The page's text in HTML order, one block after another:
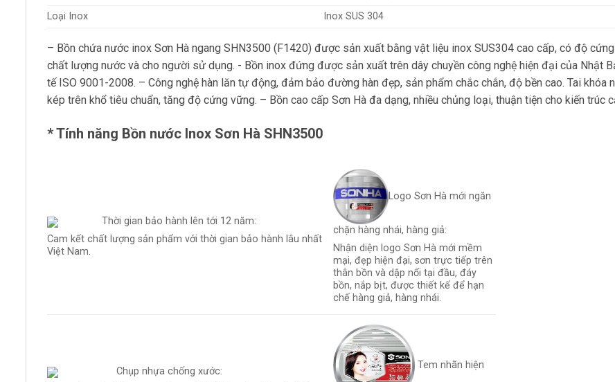
Loại Inox
Inox SUS 304
– Bồn chứa nước inox Sơn Hà ngang SHN3500 (F1420) được sản xuất bằng vật liệu inox SUS304 cao cấp, có độ
chất lượng nước và cho người sử dụng. ​- Bồn inox đứng được sản xuất trên dây chuyền công nghệ hiện đại của Nhật
tế ISO 9001-2008. – Công nghệ hàn lăn tự động, đảm bảo đường hàn đẹp, sản phẩm chắc chắn, độ bền cao. Tai khóa
kép trên khổ tiêu chuẩn, tăng độ cứng vững. – Bồn cao cấp Sơn Hà đa dạng, nhiều chủng loại, thuận tiện cho kiến trúc
* Tính năng Bồn nước Inox Sơn Hà SHN3500
Thời gian bảo hành lên tới 12 năm:
Cam kết chất lượng sản phẩm với thời gian bảo hành lâu nhất
Việt Nam.
Logo Sơn Hà mới ngăn
chặn hàng nhái, hàng giả:
Nhận diện logo Sơn Hà mới mềm
mại, đẹp hiện đại, sơn trực tiếp trên
thân bồn và dập nổi tại đầu, đáy
bồn, nắp bịt, được thiết kế để hạn
chế hàng giả, hàng nhái.
Chụp nhựa chống xước:
Tem nhãn hiện